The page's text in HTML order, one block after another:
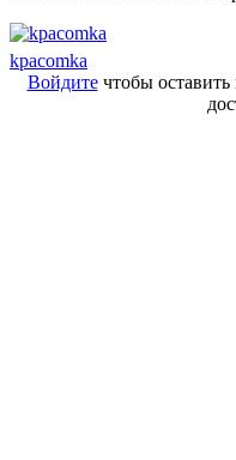
kpacomka
Войдитечтобы